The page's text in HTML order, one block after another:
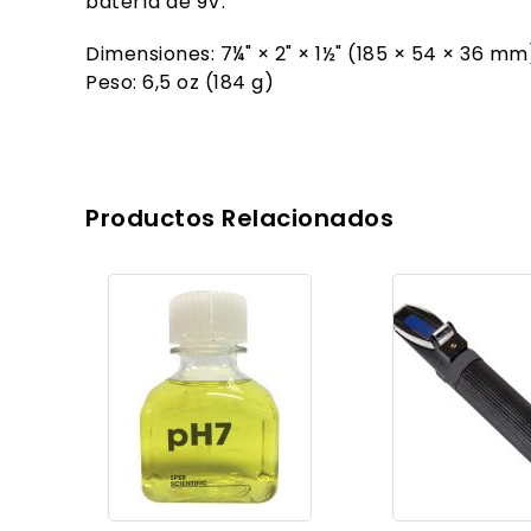
Dimensiones: 7¼" × 2" × 1½" (185 × 54 × 36
Peso: 6,5 oz (184 g)
Productos Relacionados